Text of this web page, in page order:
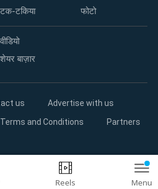
Reels Menu
टक-टकिया
फोटो
वीडियो
शेयर बाज़ार
us
Advertise with us
Terms and Conditions
Partners
India Limited. For reprint rights:
Today